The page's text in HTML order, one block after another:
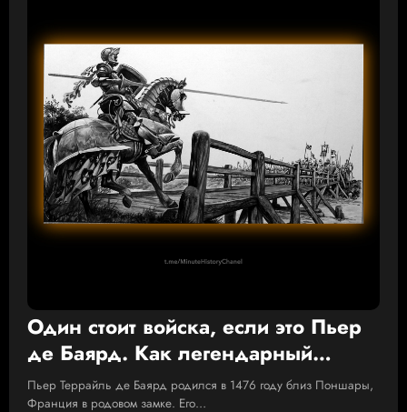
Один стоит войска, если это Пьер
де Баярд. Как легендарный
французский рыцарь добыл в бою
вечную славу и заставил плакать
Пьер Террайль де Баярд родился в 1476 году близ Поншары,
Франция в родовом замке. Его…